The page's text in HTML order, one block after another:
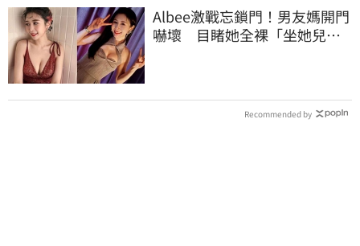
Albee激戰忘鎖門！男友媽開門
嚇壞 目睹她全裸「坐她兒子
Recommended by